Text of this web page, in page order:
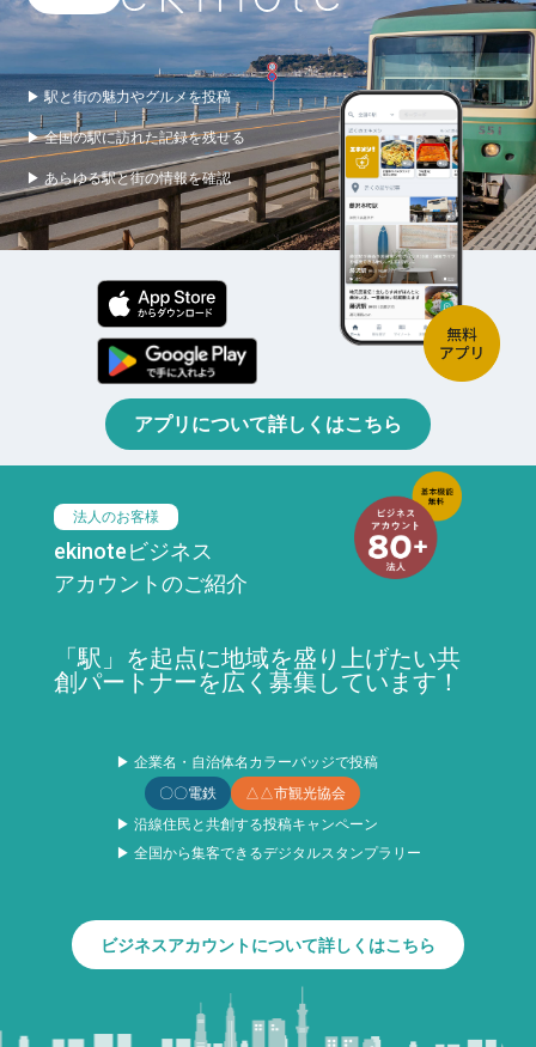
▶ 駅と街の魅力やグルメを投稿
▶ 全国の駅に訪れた記録を残せる
▶ あらゆる駅と街の情報を確認
アプリについて詳しくはこちら
法人のお客様
ekinoteビジネス
アカウントのご紹介
「駅」を起点に地域を盛り上げたい共
創パートナーを広く募集しています！
▶ 企業名・自治体名カラーバッジで投稿
〇〇電鉄
△△市観光協会
▶ 沿線住民と共創する投稿キャンペーン
▶ 全国から集客できるデジタルスタンプラリー
ビジネスアカウントについて詳しくはこちら